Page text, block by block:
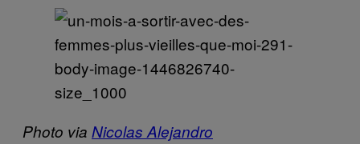
Photo via Nicolas Alejandro